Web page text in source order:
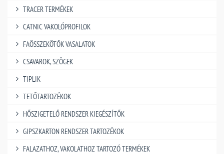
TRACER TERMÉKEK
CATNIC VAKOLÓPROFILOK
FAÖSSZEKÖTŐK VASALATOK
CSAVAROK, SZÖGEK
TIPLIK
TETŐTARTOZÉKOK
HŐSZIGETELŐ RENDSZER KIEGÉSZÍTŐK
GIPSZKARTON RENDSZER TARTOZÉKOK
FALAZATHOZ, VAKOLATHOZ TARTOZÓ TERMÉKEK